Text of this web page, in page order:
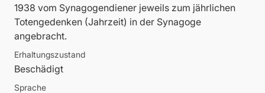
1938 vom Synagogendiener jeweils zum jährlichen
Totengedenken (Jahrzeit) in der Synagoge
angebracht.
Erhaltungszustand
Beschädigt
Sprache